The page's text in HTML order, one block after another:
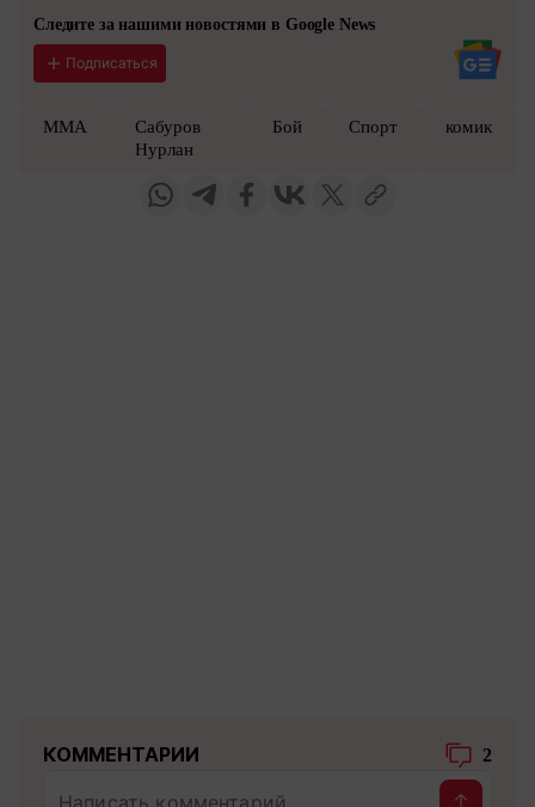
Следите за нашими новостями в Google News
Подписаться
ММА
Сабуров
Нурлан
Бой Спорт комик
КОММЕНТАРИИ 2